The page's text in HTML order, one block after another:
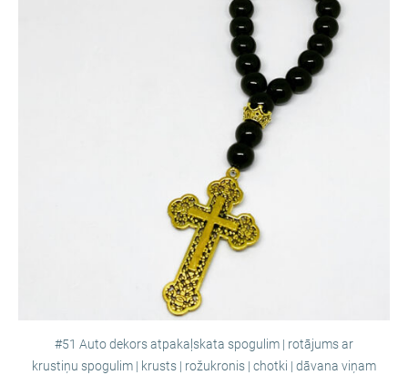
#51 Auto dekors atpakaļskata spogulim | rotājums ar
krustiņu spogulim | krusts | rožukronis | chotki | dāvana viņam